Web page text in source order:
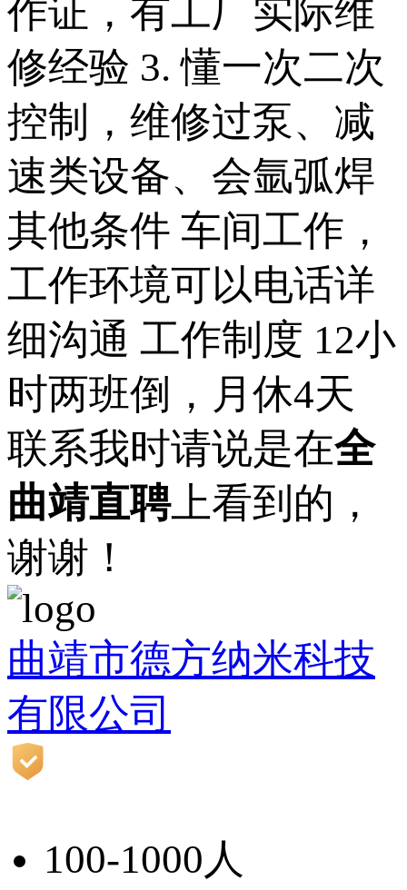
作证，有工厂实际维
修经验 3. 懂一次二次
控制，维修过泵、减
速类设备、会氩弧焊
其他条件 车间工作，
工作环境可以电话详
细沟通 工作制度 12小
时两班倒，月休4天
联系我时请说是在全
曲靖直聘上看到的，
谢谢！
曲靖市德方纳米科技
有限公司
100-1000人